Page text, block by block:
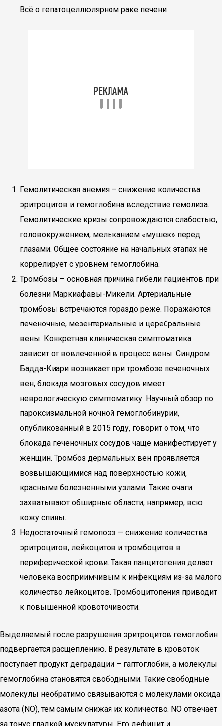
Всё о гепатоцеллюлярном раке печени
Гемолитическая анемия – снижение количества
эритроцитов и гемоглобина вследствие гемолиза.
Гемолитические кризы сопровождаются слабостью,
головокружением, мельканием «мушек» перед
глазами. Общее состояние на начальных этапах не
коррелирует с уровнем гемоглобина.
Тромбозы – основная причина гибели пациентов при
болезни Маркиафавы-Микели. Артериальные
тромбозы встречаются гораздо реже. Поражаются
печеночные, мезентериальные и церебральные
вены. Конкретная клиническая симптоматика
зависит от вовлеченной в процесс вены. Синдром
Бадда-Киари возникает при тромбозе печеночных
вен, блокада мозговых сосудов имеет
неврологическую симптоматику. Научный обзор по
пароксизмальной ночной гемоглобинурии,
опубликованный в 2015 году, говорит о том, что
блокада печеночных сосудов чаще манифестирует у
женщин. Тромбоз дермальных вен проявляется
возвышающимися над поверхностью кожи,
красными болезненными узлами. Такие очаги
захватывают обширные области, например, всю
кожу спины.
Недостаточный гемопоэз — снижение количества
эритроцитов, лейкоцитов и тромбоцитов в
периферической крови. Такая панцитопения делает
человека восприимчивым к инфекциям из-за малого
количество лейкоцитов. Тромбоцитопения приводит
к повышенной кровоточивости.
Выделяемый после разрушения эритроцитов гемоглобин
подвергается расщеплению. В результате в кровоток
поступает продукт деградации – гаптоглобин, а молекулы
гемоглобина становятся свободными. Такие свободные
молекулы необратимо связываются с молекулами оксида
азота (NO), тем самым снижая их количество. NO отвечает
за тонус гладкой мускулатуры. Его дефицит и